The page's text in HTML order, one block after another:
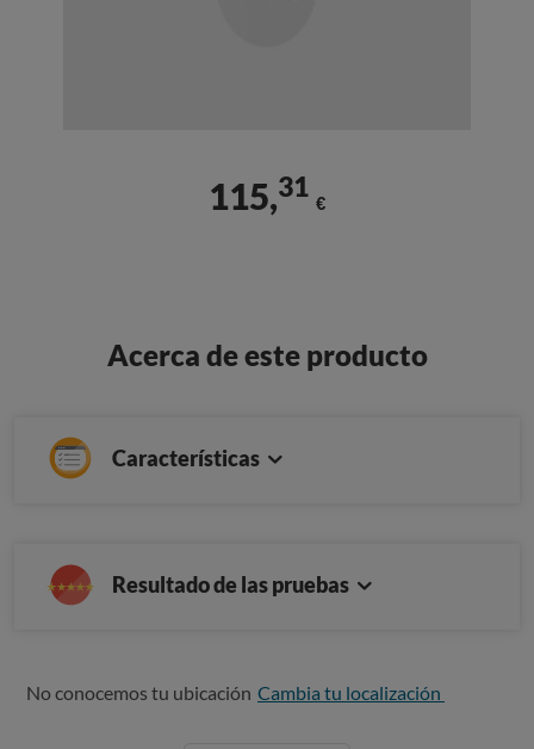
115,31
€
Acerca de este producto
Características
Resultado de las pruebas
No conocemos tu ubicación Cambia tu localización